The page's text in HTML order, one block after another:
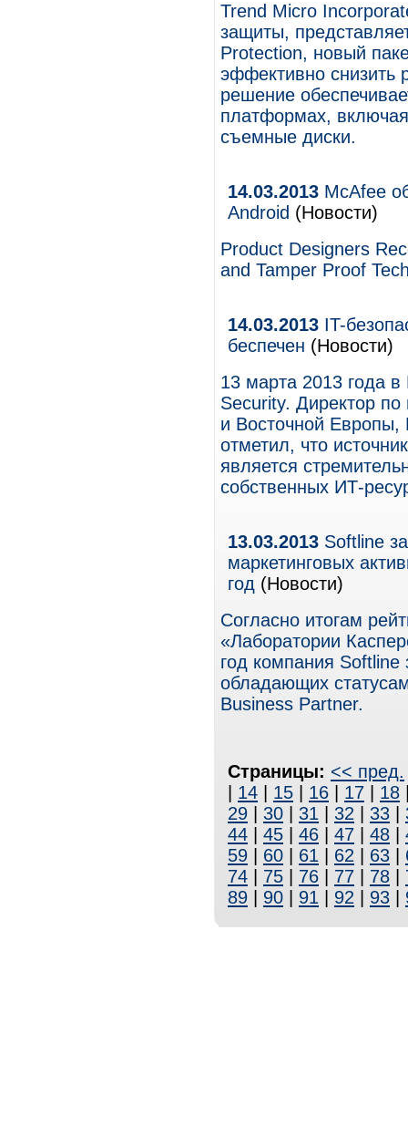
Trend Micro
защиты,
Protection, новый
эффективно снизить
решение
платформах,
съемные диски.
14.03.2013 McAfee
Android (Новости)
Product Designers
and Tamper Proof
14.03.2013 IT-
беспечен (Новости)
13 марта 2013 года
Security. Директор
и Восточной
отметил, что
является
собственных ИТ-
13.03.2013 Softline
маркетинговых
год (Новости)
Согласно итогам
«Лаборатории
год компания
обладающих
Business Partner.
Страницы: << пред.
14 15 16 17 18
29
30 31 32 33
44
45 46 47 48
59
60 61 62 63
74
75 76 77 78
89
90 91 92 93